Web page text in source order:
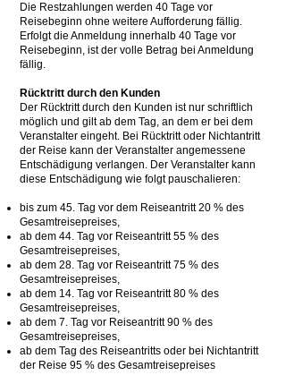
Die Restzahlungen werden 40 Tage vor
Reisebeginn ohne weitere Aufforderung fällig.
Erfolgt die Anmeldung innerhalb 40 Tage vor
Reisebeginn, ist der volle Betrag bei Anmeldung
fällig.
Rücktritt durch den Kunden
Der Rücktritt durch den Kunden ist nur schriftlich
möglich und gilt ab dem Tag, an dem er bei dem
Veranstalter eingeht. Bei Rücktritt oder Nichtantritt
der Reise kann der Veranstalter angemessene
Entschädigung verlangen. Der Veranstalter kann
diese Entschädigung wie folgt pauschalieren:
bis zum 45. Tag vor dem Reiseantritt 20 % des
Gesamtreisepreises,
ab dem 44. Tag vor Reiseantritt 55 % des
Gesamtreisepreises,
ab dem 28. Tag vor Reiseantritt 75 % des
Gesamtreisepreises,
ab dem 14. Tag vor Reiseantritt 80 % des
Gesamtreisepreises,
ab dem 7. Tag vor Reiseantritt 90 % des
Gesamtreisepreises,
ab dem Tag des Reiseantritts oder bei Nichtantritt
der Reise 95 % des Gesamtreisepreises